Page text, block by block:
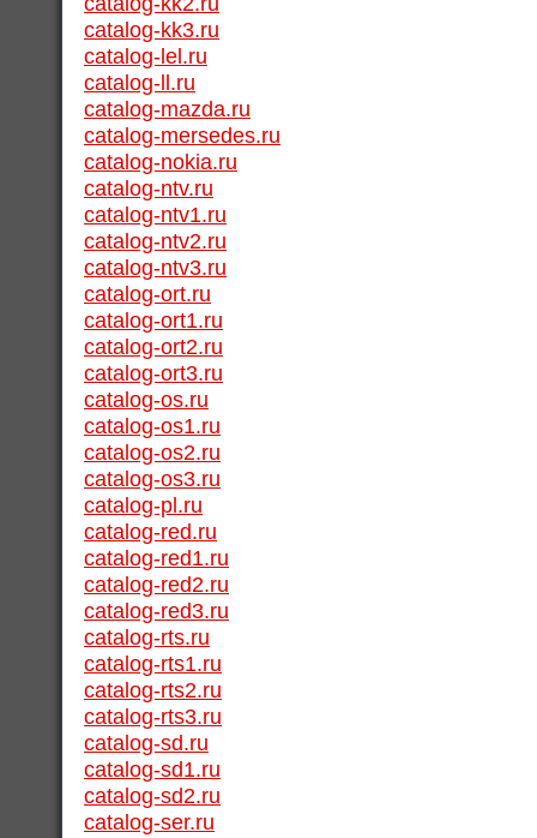
catalog-kk3.ru
catalog-lel.ru
catalog-ll.ru
catalog-mazda.ru
catalog-mersedes.ru
catalog-nokia.ru
catalog-ntv.ru
catalog-ntv1.ru
catalog-ntv2.ru
catalog-ntv3.ru
catalog-ort.ru
catalog-ort1.ru
catalog-ort2.ru
catalog-ort3.ru
catalog-os.ru
catalog-os1.ru
catalog-os2.ru
catalog-os3.ru
catalog-pl.ru
catalog-red.ru
catalog-red1.ru
catalog-red2.ru
catalog-red3.ru
catalog-rts.ru
catalog-rts1.ru
catalog-rts2.ru
catalog-rts3.ru
catalog-sd.ru
catalog-sd1.ru
catalog-sd2.ru
catalog-ser.ru